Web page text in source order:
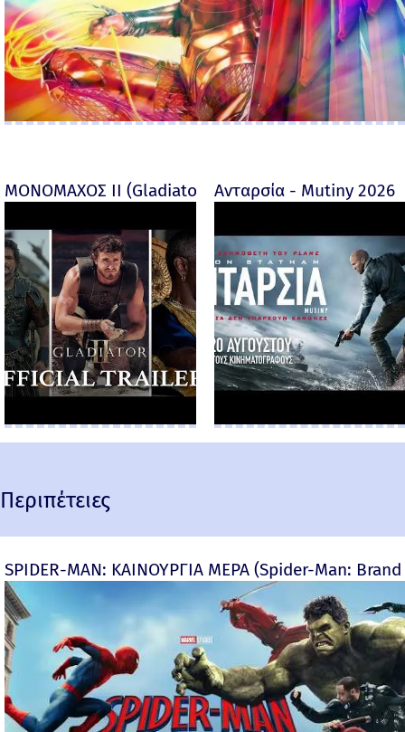
ΜΟΝΟΜΑΧΟΣ ΙΙ (Gladiator II) -Ανταρσία - Mutiny 2026
Περιπέτειες
SPIDER-MAN: ΚΑΙΝΟΥΡΓΙΑ ΜΕΡΑ (Spider-Man: